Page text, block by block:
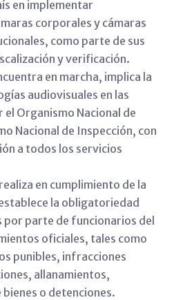
en implementar
corporales y cámaras
como parte de sus
y verificación.
en marcha, implica la
audiovisuales en las
Organismo Nacional de
Nacional de Inspección, con
a todos los servicios
en cumplimiento de la
la obligatoriedad
por parte de funcionarios del
oficiales, tales como
punibles, infracciones
allanamientos,
o detenciones.